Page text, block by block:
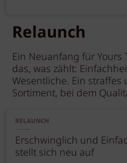
Relaunch
Ein Neuanfang für Yours
das, was zählt:
Wesentliche. Ein
Sortiment, bei dem
RELAUNCH
Erschwinglich und
stellt sich neu auf